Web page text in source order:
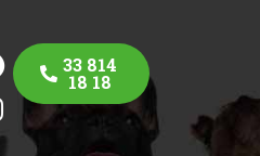
33 814
18 18